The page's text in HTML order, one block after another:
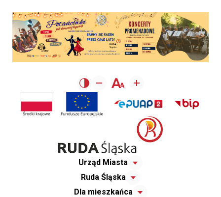
Urząd Miasta
Ruda Śląska
Dla mieszkańca